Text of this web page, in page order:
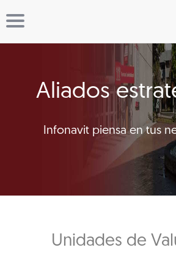
Aliados
Infonavit piensa en tus
Unidades de